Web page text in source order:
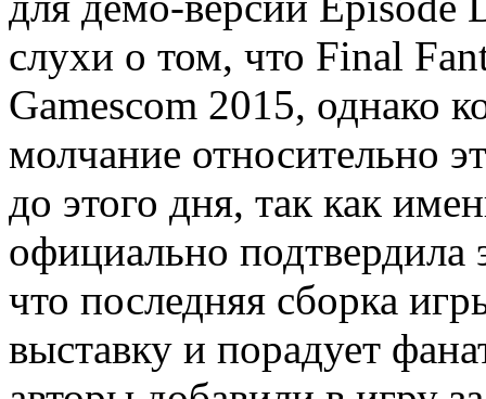
слухи о том, что Final
Gamescom 2015, однако
молчание относительно
до этого дня, так как
официально
что последняя сборка
выставку и порадует